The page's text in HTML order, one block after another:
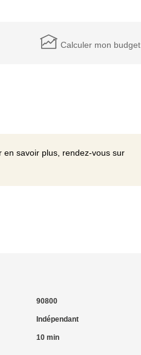
Calculer mon budget
en savoir plus, rendez-vous sur
90800
Indépendant
10 min